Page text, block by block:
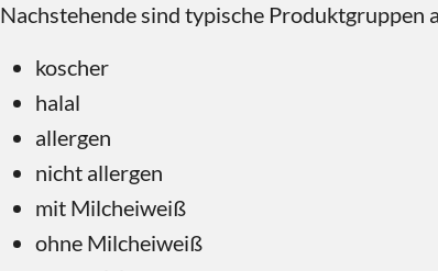
Nachstehende sind typische Produktgruppen
koscher
halal
allergen
nicht allergen
mit Milcheiweiß
ohne Milcheiweiß